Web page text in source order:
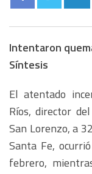
Intentaron
Síntesis
El atentado
Ríos, director
San Lorenzo, a
Santa Fe,
febrero,